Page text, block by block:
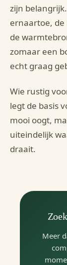
zijn
ernaartoe,
de
zomaar een
echt graag
Wie rustig
legt de basis
mooi oogt,
uiteindelijk
draait.
Meer